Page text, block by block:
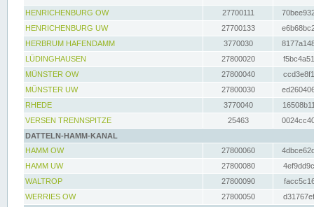
HENRICHENBURG OW
27700111
HENRICHENBURG UW
27700133
HERBRUM HAFENDAMM
3770030
LÜDINGHAUSEN
27800020
MÜNSTER OW
27800040
MÜNSTER UW
27800030
RHEDE
3770040
VERSEN TRENNSPITZE
25463
DATTELN-HAMM-KANAL
HAMM OW
27800060
HAMM UW
27800080
WALTROP
27800090
WERRIES OW
27800050